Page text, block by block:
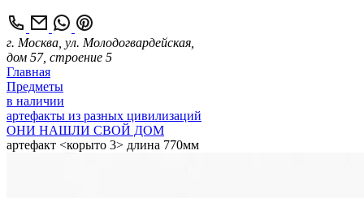
г. Москва, ул. Молодогвардейская,
дом 57, строение 5
Главная
Предметы
в наличии
артефакты из разных цивилизаций
ОНИ НАШЛИ СВОЙ ДОМ
артефакт <корыто 3> длина 770мм